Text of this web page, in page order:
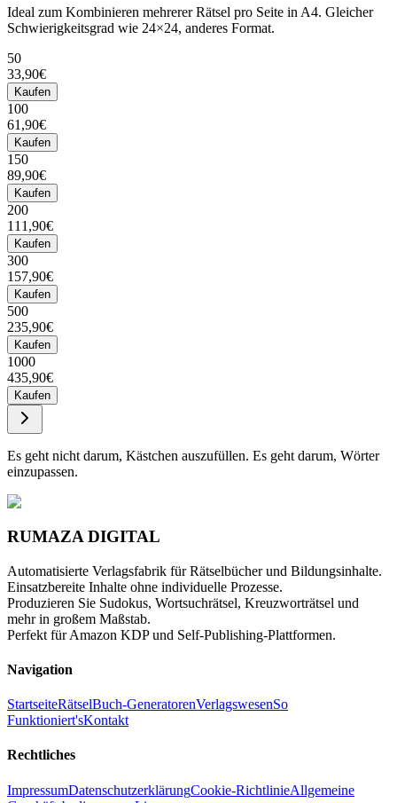
Ideal zum Kombinieren mehrerer Rätsel pro Seite in A4. Gleicher
Schwierigkeitsgrad wie 24×24, anderes Format.
50
33,90€
Kaufen
100
61,90€
Kaufen
150
89,90€
Kaufen
200
111,90€
Kaufen
300
157,90€
Kaufen
500
235,90€
Kaufen
1000
435,90€
Kaufen
Es geht nicht darum, Kästchen auszufüllen. Es geht darum, Wörter
einzupassen.
RUMAZA DIGITAL
Automatisierte Verlagsfabrik für Rätselbücher und Bildungsinhalte.
Einsatzbereite Inhalte ohne individuelle Prozesse.
Produzieren Sie Sudokus, Wortsuchrätsel, Kreuzworträtsel und
mehr in großem Maßstab.
Perfekt für Amazon KDP und Self-Publishing-Plattformen.
Navigation
StartseiteRätselBuch-GeneratorenVerlagswesenSo
Funktioniert'sKontakt
Rechtliches
ImpressumDatenschutzerklärungCookie-RichtlinieAllgemeine